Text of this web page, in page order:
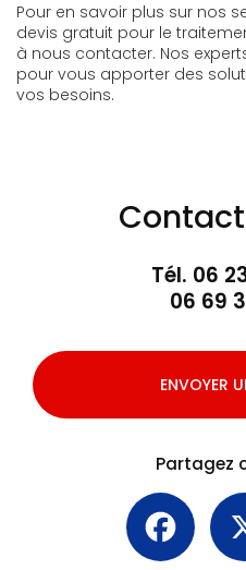
Pour en savoir plus sur nos
devis gratuit pour le
à nous contacter. Nos
pour vous apporter des
vos besoins.
Tél. 06
06 69
ENVOYER
Partagez